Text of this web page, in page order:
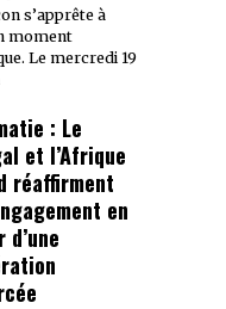
s’apprête à
moment
Le mercredi 19
: Le
et l’Afrique
réaffirment
en